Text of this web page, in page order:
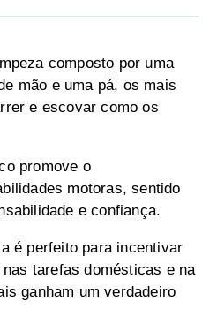
composto por uma
mão e uma pá, os mais
e escovar como os
promove o
motoras, sentido
e confiança.
é perfeito para incentivar
tarefas domésticas e na
ganham um verdadeiro